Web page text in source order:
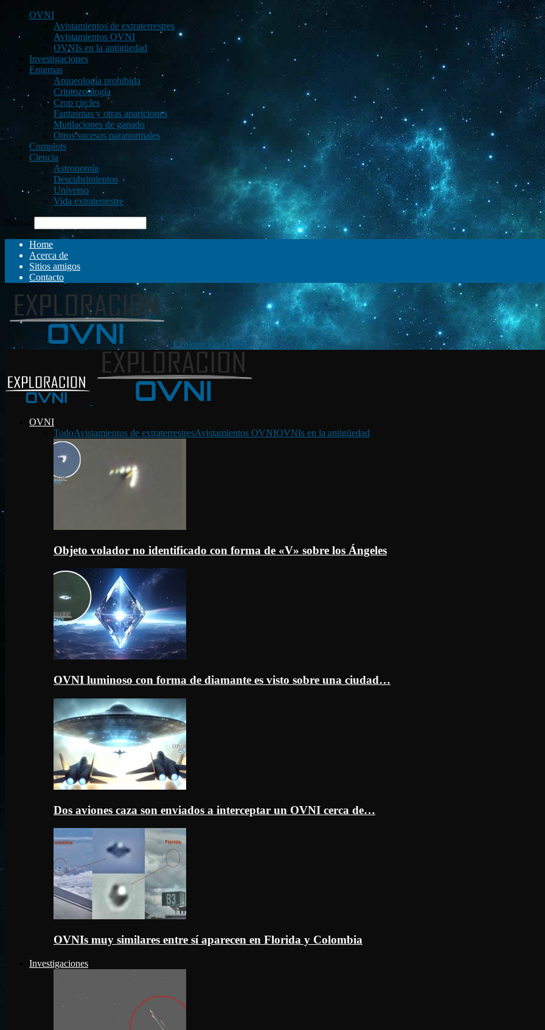
OVNI
Avistamientos de extraterrestres
Avistamientos OVNI
OVNIs en la antigüedad
Investigaciones
Enigmas
Arqueología prohibida
Criptozoología
Crop circles
Fantasmas y otras apariciones
Mutilaciones de ganado
Otros sucesos paranormales
Complots
Ciencia
Astronomía
Descubrimientos
Universo
Vida extraterrestre
Buscar
Home
Acerca de
Sitios amigos
Contacto
Exploración OVNI
OVNI
TodoAvistamientos de extraterrestresAvistamientos OVNIOVNIs en la antigüedad
Objeto volador no identificado con forma de «V» sobre los Ángeles
OVNI luminoso con forma de diamante es visto sobre una ciudad…
Dos aviones caza son enviados a interceptar un OVNI cerca de…
OVNIs muy similares entre sí aparecen en Florida y Colombia
Investigaciones